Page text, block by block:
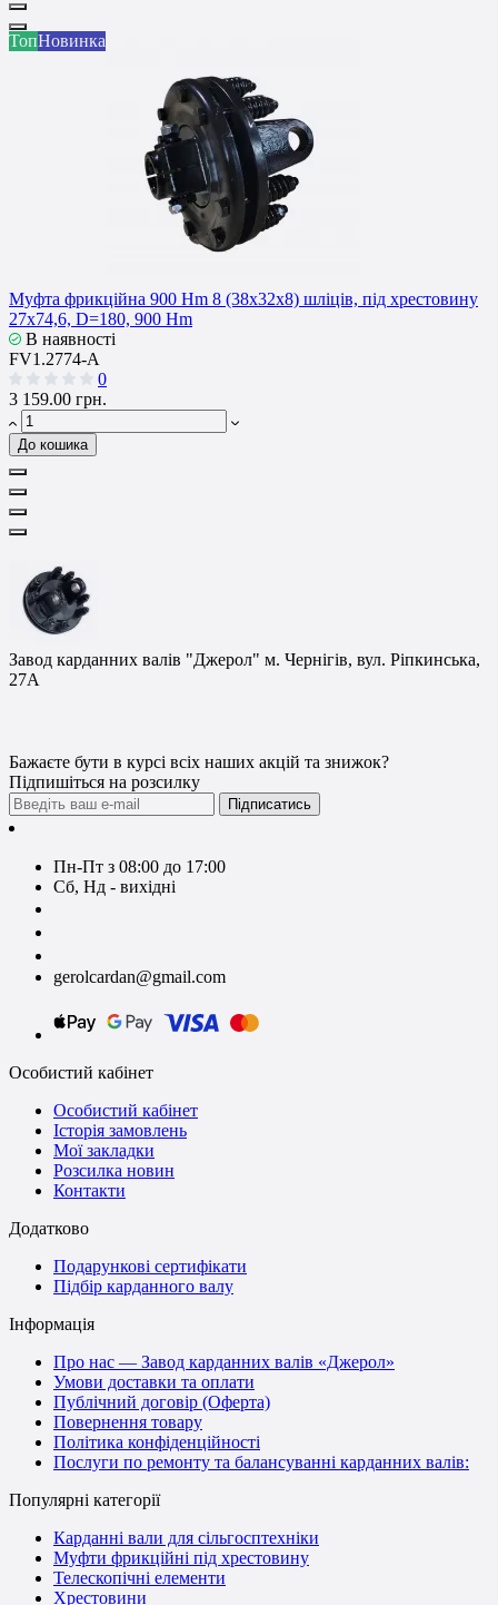
ТопНовинка
Муфта фрикційна 900 Hm 8 (38x32x8) шліців, під хрестовину
27x74,6, D=180, 900 Hm
В наявності
FV1.2774-A
0
3 159.00 грн.
До кошика
Завод карданних валів "Джерол" м. Чернігів, вул. Ріпкинська,
27А
Бажаєте бути в курсі всіх наших акцій та знижок?
Підпишіться на розсилку
Підписатись
Пн-Пт з 08:00 до 17:00
Сб, Нд - вихідні
gerolcardan@gmail.com
Особистий кабінет
Особистий кабінет
Історія замовлень
Мої закладки
Розсилка новин
Контакти
Додатково
Подарункові сертифікати
Підбір карданного валу
Інформація
Про нас — Завод карданних валів «Джерол»
Умови доставки та оплати
Публічний договір (Оферта)
Повернення товару
Політика конфіденційності
Послуги по ремонту та балансуванні карданних валів:
Популярні категорії
Карданні вали для сільгосптехніки
Муфти фрикційні під хрестовину
Телескопічні елементи
Хрестовини